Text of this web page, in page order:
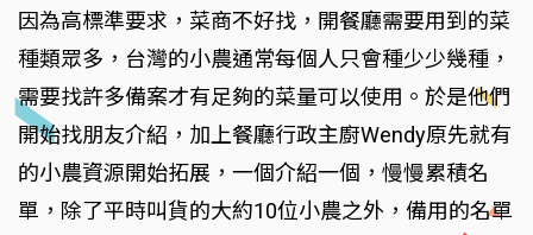
因為高標準要求，菜商不好找，開餐廳需要用到的菜
種類眾多，台灣的小農通常每個人只會種少少幾種，
需要找許多備案才有足夠的菜量可以使用。於是他們
開始找朋友介紹，加上餐廳行政主廚Wendy原先就有
的小農資源開始拓展，一個介紹一個，慢慢累積名
單，除了平時叫貨的大約10位小農之外，備用的名單